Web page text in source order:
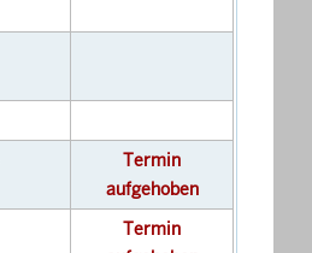
Termin
aufgehoben
Termin